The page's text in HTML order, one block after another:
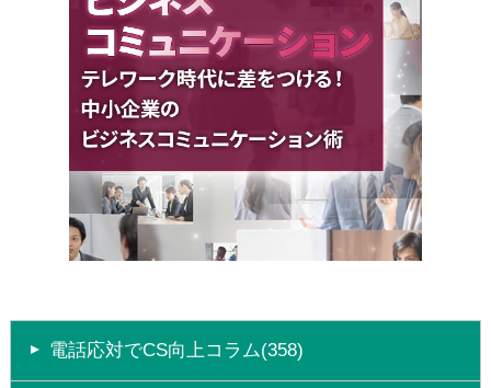
電話応対でCS向上コラム(358)